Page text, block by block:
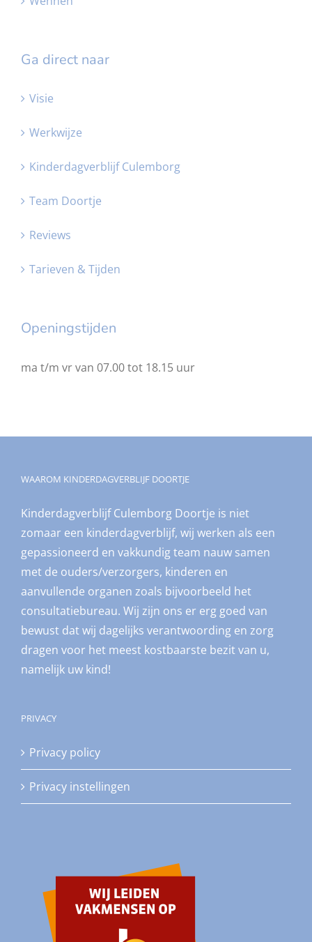
Ga direct naar
Visie
Werkwijze
Kinderdagverblijf Culemborg
Team Doortje
Reviews
Tarieven & Tijden
Openingstijden
ma t/m vr van 07.00 tot 18.15 uur
WAAROM KINDERDAGVERBLIJF DOORTJE
Kinderdagverblijf Culemborg Doortje is niet
zomaar een kinderdagverblijf, wij werken als een
gepassioneerd en vakkundig team nauw samen
met de ouders/verzorgers, kinderen en
aanvullende organen zoals bijvoorbeeld het
consultatiebureau. Wij zijn ons er erg goed van
bewust dat wij dagelijks verantwoording en zorg
dragen voor het meest kostbaarste bezit van u,
namelijk uw kind!
PRIVACY
Privacy policy
Privacy instellingen